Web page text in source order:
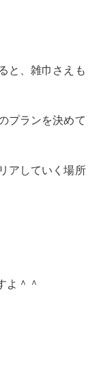
と、雑巾さえも
プランを決めて
アしていく場所
よ＾＾